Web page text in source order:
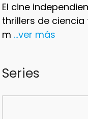
El cine
thrillers de
m ...ver más
Series